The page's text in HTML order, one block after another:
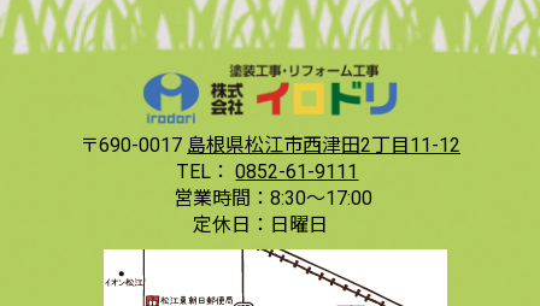
〒690-0017 島根県松江市西津田2丁目11-12
TEL： 0852-61-9111
営業時間： 8:30〜17:00
定休日： 日曜日